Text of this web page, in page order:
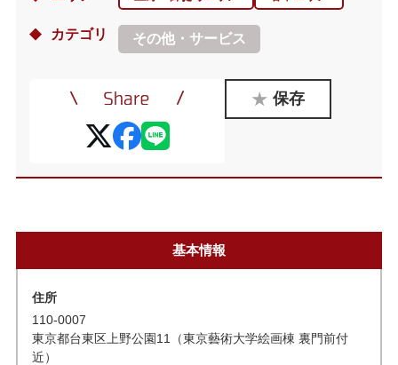
カテゴリ その他・サービス
保存
基本情報
住所
110-0007
東京都台東区上野公園11（東京藝術大学絵画棟 裏門前付
近）